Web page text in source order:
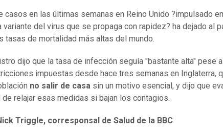
casos en las últimas semanas en Reino Unido ?impulsado
variante del virus que se propaga con rapidez? ha dejado al
tasas de mortalidad más altas del mundo.
dijo que la tasa de infección seguía "bastante alta" pese
impuestas desde hace tres semanas en Inglaterra,
no salir de casa sin un motivo esencial, y dijo que
de relajar esas medidas si bajan los contagios.
Triggle, corresponsal de Salud de la BBC